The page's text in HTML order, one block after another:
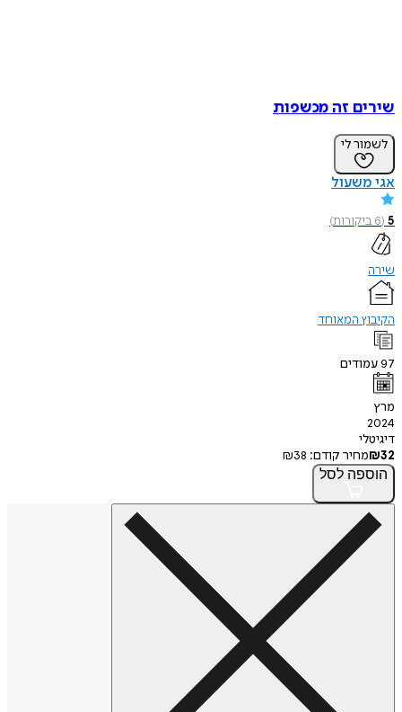
שירים זה מכשפות
לשמור לי
אגי משעול
5
(
6ביקורות)
שירה
הקיבוץ המאוחד
97עמודים
מרץ
2024
דיגיטלי
₪32 מחיר קודם: ₪38
הוספה לסל